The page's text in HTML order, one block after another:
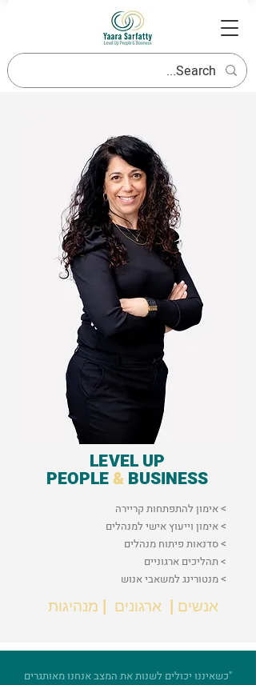
LEVEL UP
PEOPLE&BUSINESS
>אימון להתפתחות קריירה
>אימון וייעוץ אישי למנהלים
>סדנאות פיתוח מנהלים
> תהליכים ארגוניים
>מנטורינג למשאבי אנוש
אנשים | ארגונים | מנהיגות
"כשאיננו יכולים לשנות את המצב אנחנו מאותגרים